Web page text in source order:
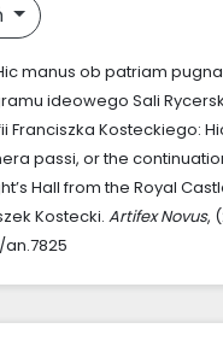
manus ob patriam
ideowego Sali
Franciszka Kosteckiego:
passi, or the
Hall from the Royal
Kostecki. Artifex Novus,